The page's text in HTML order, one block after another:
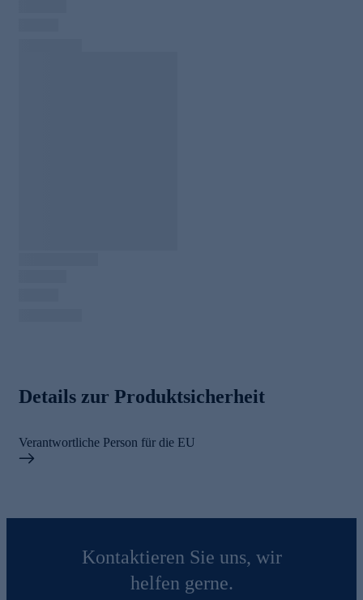
Details zur Produktsicherheit
Verantwortliche Person für die EU
Kontaktieren Sie uns, wir
helfen gerne.